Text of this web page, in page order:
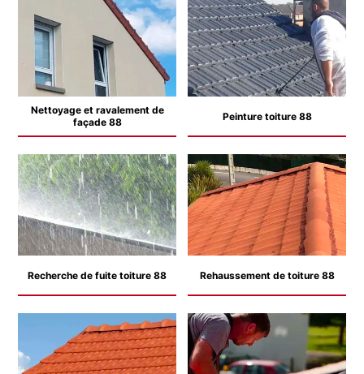
Nettoyage et ravalement de
façade 88
Peinture toiture 88
Recherche de fuite toiture 88 Rehaussement de toiture 88